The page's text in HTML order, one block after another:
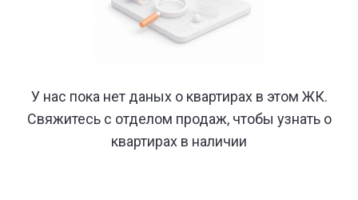
У нас пока нет даных о квартирах в этом ЖК.
Свяжитесь с отделом продаж, чтобы узнать о
квартирах в наличии